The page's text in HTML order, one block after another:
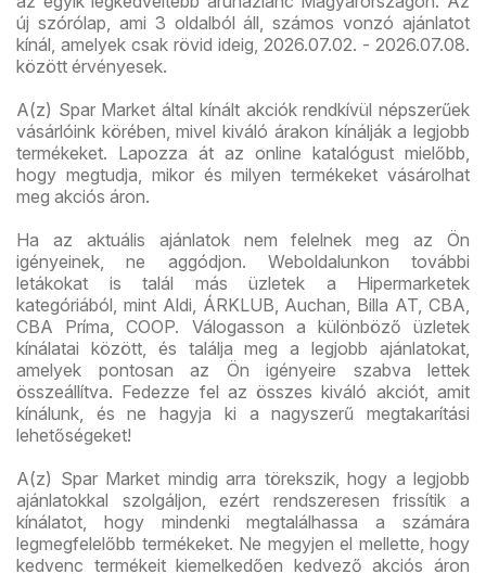
új szórólap, ami 3 oldalból áll, számos vonzó ajánlatot
kínál, amelyek csak rövid ideig, 2026.07.02. - 2026.07.08.
között érvényesek.
A(z) Spar Market által kínált akciók rendkívül népszerűek
vásárlóink körében, mivel kiváló árakon kínálják a legjobb
termékeket. Lapozza át az online katalógust mielőbb,
hogy megtudja, mikor és milyen termékeket vásárolhat
meg akciós áron.
Ha az aktuális ajánlatok nem felelnek meg az Ön
igényeinek, ne aggódjon. Weboldalunkon további
letákokat is talál más üzletek a Hipermarketek
kategóriából, mint Aldi, ÁRKLUB, Auchan, Billa AT, CBA,
CBA Príma, COOP. Válogasson a különböző üzletek
kínálatai között, és találja meg a legjobb ajánlatokat,
amelyek pontosan az Ön igényeire szabva lettek
összeállítva. Fedezze fel az összes kiváló akciót, amit
kínálunk, és ne hagyja ki a nagyszerű megtakarítási
lehetőségeket!
A(z) Spar Market mindig arra törekszik, hogy a legjobb
ajánlatokkal szolgáljon, ezért rendszeresen frissítik a
kínálatot, hogy mindenki megtalálhassa a számára
legmegfelelőbb termékeket. Ne megyjen el mellette, hogy
kedvenc termékeit kiemelkedően kedvező akciós áron